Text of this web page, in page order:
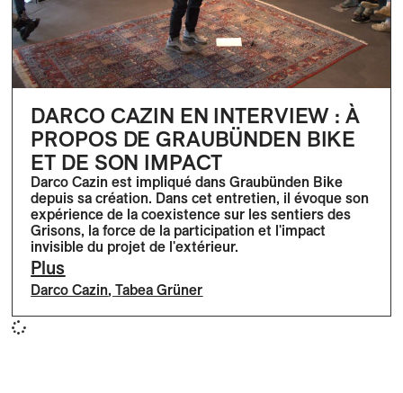
DARCO CAZIN EN INTERVIEW : À
PROPOS DE GRAUBÜNDEN BIKE
ET DE SON IMPACT
Darco Cazin est impliqué dans Graubünden Bike
depuis sa création. Dans cet entretien, il évoque son
expérience de la coexistence sur les sentiers des
Grisons, la force de la participation et l'impact
invisible du projet de l'extérieur.
Plus
Darco Cazin,Tabea Grüner